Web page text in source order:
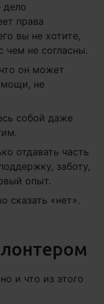
дело
права
вы не хотите,
чем не согласны.
он может
не
собой даже
отдавать часть
заботу,
опыт.
сказать «нет».
и что из этого